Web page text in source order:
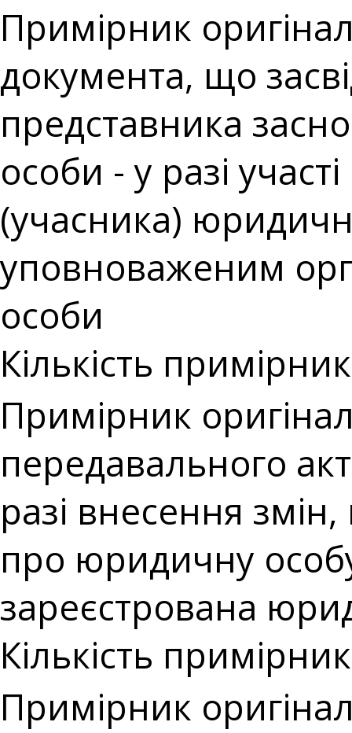
Примірник
документа, що
представника
особи - у разі
(учасника)
уповноваженим
особи
Кількість
Примірник
передавального
разі внесення
про юридичну
зареєстрована
Кількість
Примірник